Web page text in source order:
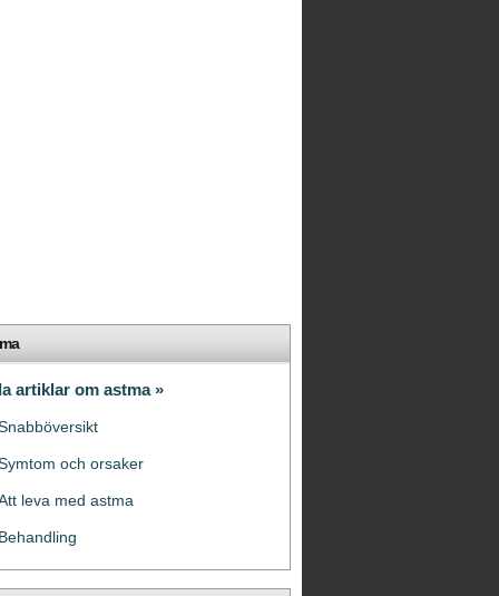
artiklar om astma »
och orsaker
leva med astma